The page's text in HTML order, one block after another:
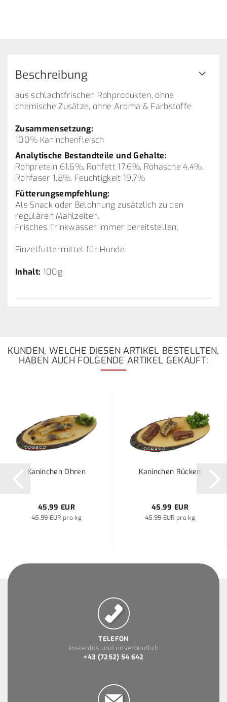
Beschreibung
aus schlachtfrischen Rohprodukten, ohne
chemische Zusätze, ohne Aroma & Farbstoffe
Zusammensetzung:
100% Kaninchenfleisch
Analytische Bestandteile und Gehalte:
Rohpretein 61,6%, Rohfett 17,6%, Rohasche 4,4%,
Rohfaser 1,8%, Feuchtigkeit 19,7%
Fütterungsempfehlung:
Als Snack oder Belohnung zusätzlich zu den
regulären Mahlzeiten.
Frisches Trinkwasser immer bereitstellen.
Einzelfuttermittel für Hunde
Inhalt: 100g
KUNDEN, WELCHE DIESEN ARTIKEL BESTELLTEN,
HABEN AUCH FOLGENDE ARTIKEL GEKAUFT:
Kaninchen Ohren
45,99 EUR
45,99 EUR pro kg
Kaninchen Rücken
45,99 EUR
45,99 EUR pro kg
TELEFON
kostenlos und unverbindlich
+43 (7252) 54 642